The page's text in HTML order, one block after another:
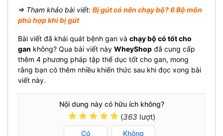
⇒ Tham khảo bài viết: Bị gút có nên chạy bộ? 6 Bộ môn
phù hợp khi bị gút
Bài viết đã khái quát bệnh gan và chạy bộ có tốt cho
gan không? Qua bài viết này WheyShop đã cung cấp
thêm 4 phương pháp tập thể dục tốt cho gan, mong
rằng bạn có thêm nhiều khiến thức sau khi đọc xong bài
viết này.
Nội dung này có hữu ích không?
(363 lượt)
Có Không